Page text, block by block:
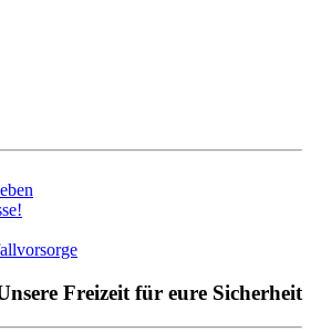
Freizeit für eure Sicherheit